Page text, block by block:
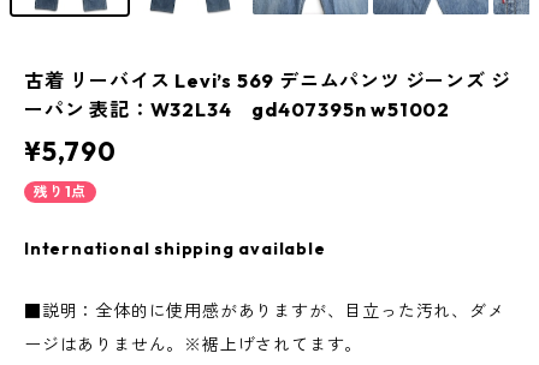
古着 リーバイス Levi’s 569 デニムパンツ ジーンズ ジ
ーパン 表記：W32L34 gd407395n w51002
¥5,790
残り1点
International shipping available
■説明：全体的に使用感がありますが、目立った汚れ、ダメ
ージはありません。※裾上げされてます。